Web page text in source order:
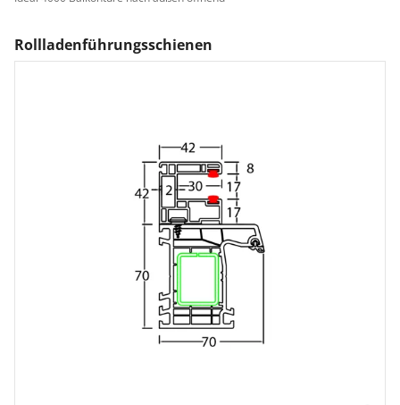
Rollladenführungsschienen